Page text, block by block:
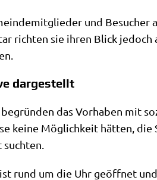
und
rich­ten sie ihren Blick
dargestellt
das Vor­ha­ben mit
kei­ne Mög­lich­keit hät­ten,
rund um die Uhr geöff­net